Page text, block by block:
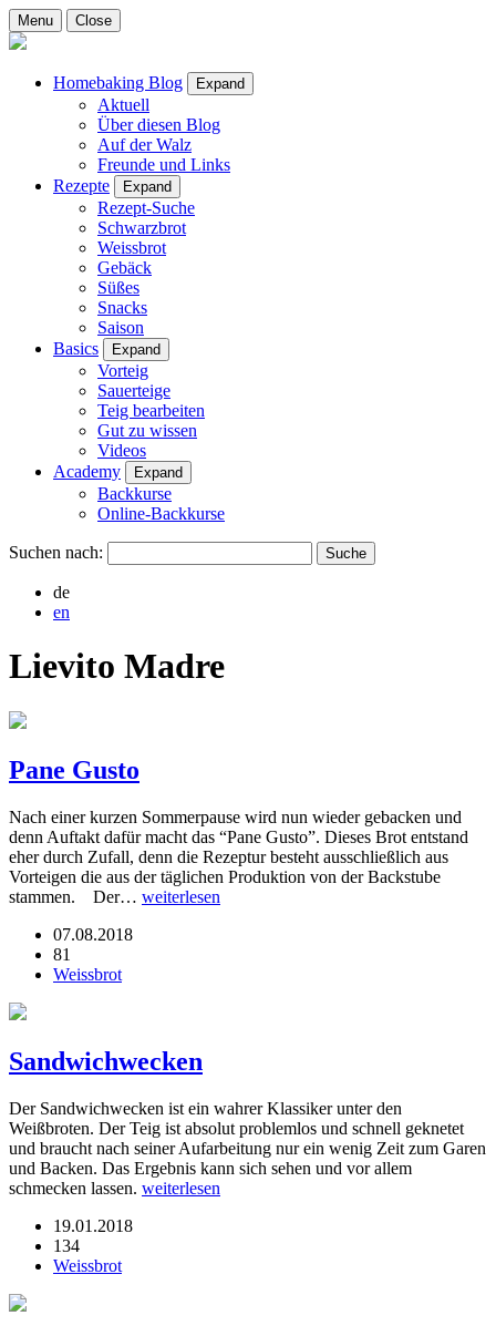
Menu Close
Homebaking Blog Expand
Aktuell
Über diesen Blog
Auf der Walz
Freunde und Links
Rezepte
Expand
Rezept-Suche
Schwarzbrot
Weissbrot
Gebäck
Süßes
Snacks
Saison
Basics
Expand
Vorteig
Sauerteige
Teig bearbeiten
Gut zu wissen
Videos
Academy
Expand
Backkurse
Online-Backkurse
Suchen nach:
de
en
Lievito Madre
Pane Gusto
Nach einer kurzen Sommerpause wird nun wieder gebacken und
denn Auftakt dafür macht das “Pane Gusto”. Dieses Brot entstand
eher durch Zufall, denn die Rezeptur besteht ausschließlich aus
Vorteigen die aus der täglichen Produktion von der Backstube
stammen. Der… weiterlesen
07.08.2018
81
Weissbrot
Sandwichwecken
Der Sandwichwecken ist ein wahrer Klassiker unter den
Weißbroten. Der Teig ist absolut problemlos und schnell geknetet
und braucht nach seiner Aufarbeitung nur ein wenig Zeit zum Garen
und Backen. Das Ergebnis kann sich sehen und vor allem
schmecken lassen. weiterlesen
19.01.2018
134
Weissbrot